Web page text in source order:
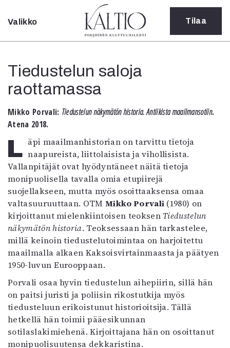
Sulje
Verkkoartikkeli
Teatteri
Tanssi
Pääkirjoitus
Paperilehdestä
Oulu2026
Näyttelyt
Musiikki
Levyt
Kuvataide
Kirjat
In English
Esitystaide
Arkisto
Lehdet
4/2026
2–3/2026
1/2026
Valikko Tilaa
Tiedustelun saloja
raottamassa
Mikko Porvali: Tiedustelun näkymätön historia. Antiikista maailmansotiin.
Atena 2018.
Läpi maailmanhistorian on tarvittu tietoja naapureista, liittolaisista ja vihollisista.
Vallanpitäjät ovat hyödyntäneet näitä tietoja
monipuolisella tavalla omia etupiirejä
suojellakseen, mutta myös osoittaaksensa omaa
valtasuuruuttaan. OTMMikko Porvali (1980) on
kirjoittanut mielenkiintoisen teoksen Tiedustelun
näkymätön historia. Teoksessaan hän tarkastelee,
millä keinoin tiedustelutoimintaa on harjoitettu
maailmalla alkaen Kaksoisvirtainmaasta ja päätyen
1950-luvun Eurooppaan.
Porvali osaa hyvin tiedustelun aihepiirin, sillä hän
on paitsi juristi ja poliisin rikostutkija myös
tiedusteluun erikoistunut historioitsija. Tällä
hetkellä hän toimii pääesikunnan
sotilaslakimiehenä. Kirjoittajana hän on osoittanut
monipuolisuutensa dekkaristina.